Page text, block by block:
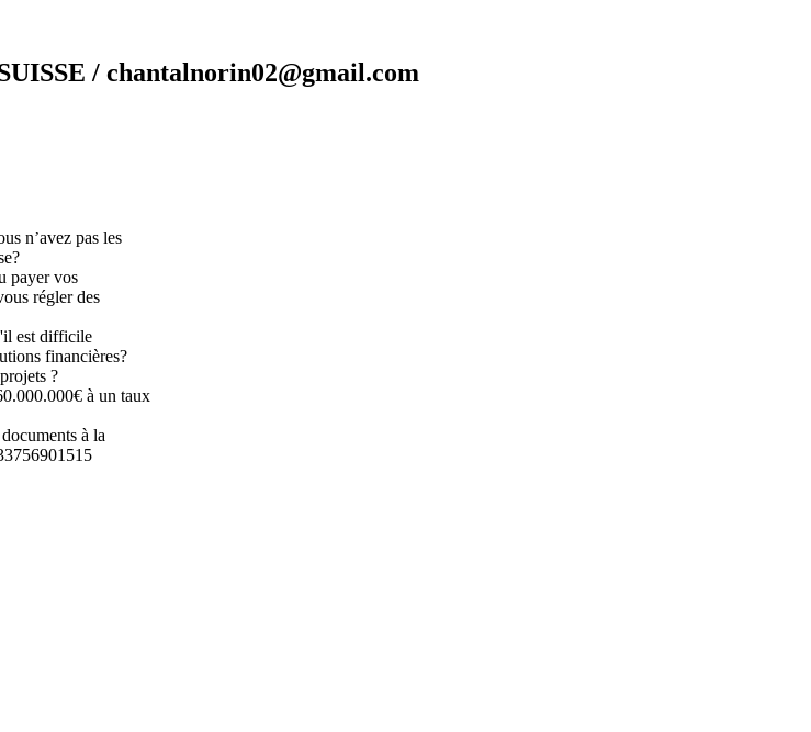
/ chantalnorin02@gmail.com
n’avez pas les
payer vos
régler des
est difficile
financières?
?
à un taux
à la